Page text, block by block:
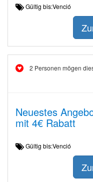
Gültig bis:Venció
2 Personen mögen
Neuestes
mit 4€ Rabatt
Gültig bis:Venció